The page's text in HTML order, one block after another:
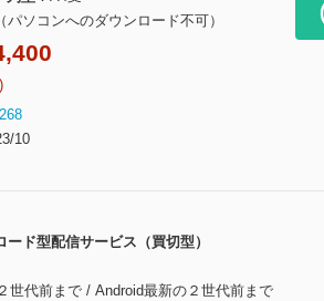
パソコンへのダウンロード不可）
10
ード型配信サービス（買切型）
世代前まで / Android最新の２世代前まで